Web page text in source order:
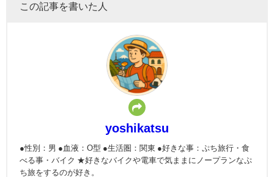
この記事を書いた人
yoshikatsu
●性別：男 ●血液：O型 ●生活圏：関東 ●好きな事：ぷち旅行・食
べる事・バイク ★好きなバイクや電車で気ままにノープランなぷ
ち旅をするのが好き。